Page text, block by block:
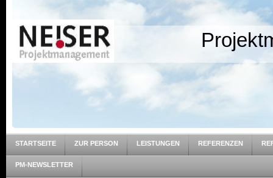
STARTSEITE ZUR PERSON LEISTUNGEN REFERENZEN
PM-NEWSLETTER